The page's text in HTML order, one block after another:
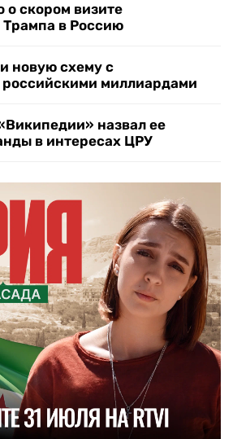
о скором визите
в Россию
новую схему с
миллиардами
назвал ее
в интересах ЦРУ